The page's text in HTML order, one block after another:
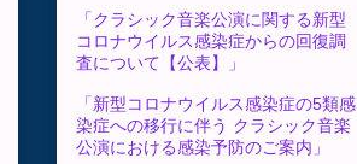
「クラシック音楽公演に関する新型
コロナウイルス感染症からの回復調
査について【公表】」
「新型コロナウイルス感染症の5類感
染症への移行に伴う クラシック音楽
公演における感染予防のご案内」